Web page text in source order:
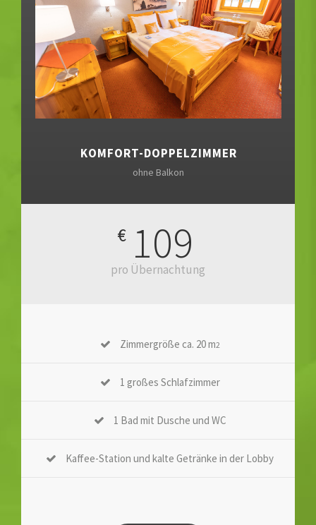
KOMFORT-DOPPELZIMMER
ohne Balkon
€ 109
pro Übernachtung
Zimmergröße ca. 20 m2
1 großes Schlafzimmer
1 Bad mit Dusche und WC
Kaffee-Station und kalte Getränke in der Lobby